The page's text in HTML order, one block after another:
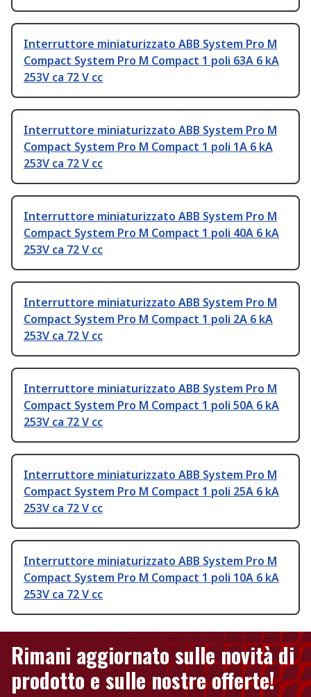
Interruttore miniaturizzato ABB System Pro M
Compact System Pro M Compact 1 poli 63A 6 kA
253V ca 72 V cc
Interruttore miniaturizzato ABB System Pro M
Compact System Pro M Compact 1 poli 1A 6 kA
253V ca 72 V cc
Interruttore miniaturizzato ABB System Pro M
Compact System Pro M Compact 1 poli 40A 6 kA
253V ca 72 V cc
Interruttore miniaturizzato ABB System Pro M
Compact System Pro M Compact 1 poli 2A 6 kA
253V ca 72 V cc
Interruttore miniaturizzato ABB System Pro M
Compact System Pro M Compact 1 poli 50A 6 kA
253V ca 72 V cc
Interruttore miniaturizzato ABB System Pro M
Compact System Pro M Compact 1 poli 25A 6 kA
253V ca 72 V cc
Interruttore miniaturizzato ABB System Pro M
Compact System Pro M Compact 1 poli 10A 6 kA
253V ca 72 V cc
Rimani aggiornato sulle novità di
prodotto e sulle nostre offerte!